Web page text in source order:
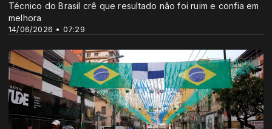
14/06/2026 • 07:29
Técnico do Brasil crê que resultado não foi ruim e confia em
melhora